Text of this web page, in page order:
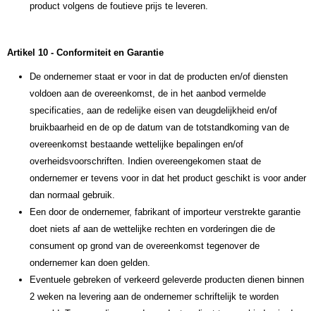
product volgens de foutieve prijs te leveren.
Artikel 10 - Conformiteit en Garantie
De ondernemer staat er voor in dat de producten en/of diensten
voldoen aan de overeenkomst, de in het aanbod vermelde
specificaties, aan de redelijke eisen van deugdelijkheid en/of
bruikbaarheid en de op de datum van de totstandkoming van de
overeenkomst bestaande wettelijke bepalingen en/of
overheidsvoorschriften. Indien overeengekomen staat de
ondernemer er tevens voor in dat het product geschikt is voor ander
dan normaal gebruik.
Een door de ondernemer, fabrikant of importeur verstrekte garantie
doet niets af aan de wettelijke rechten en vorderingen die de
consument op grond van de overeenkomst tegenover de
ondernemer kan doen gelden.
Eventuele gebreken of verkeerd geleverde producten dienen binnen
2 weken na levering aan de ondernemer schriftelijk te worden